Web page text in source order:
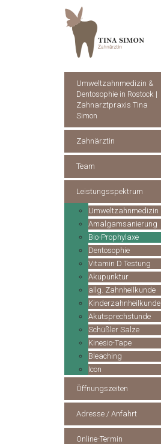
Umweltzahnmedizin &
Dentosophie in Rostock |
Zahnarztpraxis Tina
Simon
Zahnärztin
Team
Leistungsspektrum
Umweltzahnmedizin
Amalgamsanierung
Bio-Prophylaxe
Dentosophie
Vitamin D Testung
Akupunktur
allg. Zahnheilkunde
Kinderzahnheilkunde
Akutsprechstunde
Schüßler Salze
Kinesio-Tape
Bleaching
Icon
Öffnungszeiten
Adresse / Anfahrt
Online-Termin